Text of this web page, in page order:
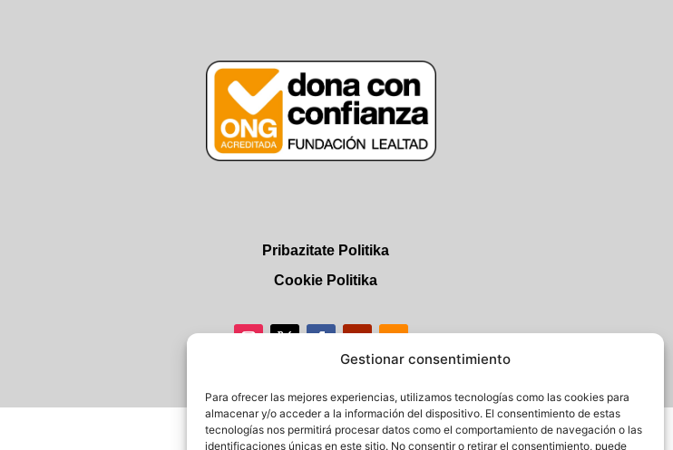
Gestionar consentimiento
Para ofrecer las mejores experiencias, utilizamos tecnologías como las cookies para
almacenar y/o acceder a la información del dispositivo. El consentimiento de estas
tecnologías nos permitirá procesar datos como el comportamiento de navegación o las
identificaciones únicas en este sitio. No consentir o retirar el consentimiento, puede
Pribazitate Politika
Cookie Politika